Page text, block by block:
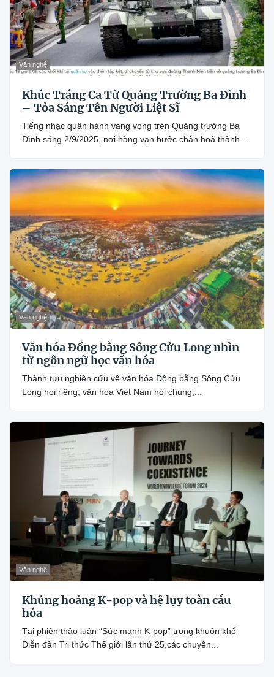
Văn nghệ
Khúc Tráng Ca Từ Quảng Trường Ba Đình
– Tỏa Sáng Tên Người Liệt Sĩ
Tiếng nhạc quân hành vang vọng trên Quảng trường Ba
Đình sáng 2/9/2025, nơi hàng vạn bước chân hoà thành...
Văn nghệ
Văn hóa Đồng bằng Sông Cửu Long nhìn
từ ngôn ngữ học văn hóa
Thành tựu nghiên cứu về văn hóa Đồng bằng Sông Cửu
Long nói riêng, văn hóa Việt Nam nói chung,...
Văn nghệ
Khủng hoảng K-pop và hệ lụy toàn cầu
hóa
Tại phiên thảo luận “Sức mạnh K-pop” trong khuôn khổ
Diễn đàn Tri thức Thế giới lần thứ 25,các chuyên...